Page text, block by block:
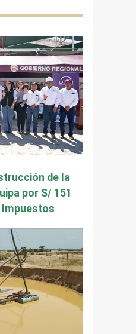
de la
por S/ 151
Impuestos